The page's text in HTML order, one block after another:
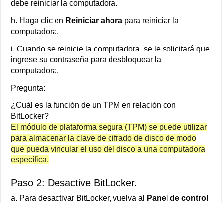
debe reiniciar la computadora.
h. Haga clic en Reiniciar ahora para reiniciar la
computadora.
i. Cuando se reinicie la computadora, se le solicitará que
ingrese su contraseña para desbloquear la
computadora.
Pregunta:
¿Cuál es la función de un TPM en relación con
BitLocker?
El módulo de plataforma segura (TPM) se puede utilizar
para almacenar la clave de cifrado de disco de modo
que pueda vincular el uso del disco a una computadora
específica.
Paso 2: Desactive BitLocker.
a. Para desactivar BitLocker, vuelva al
Panel de control